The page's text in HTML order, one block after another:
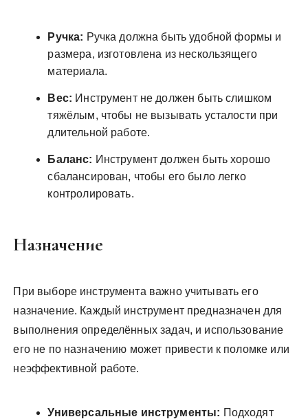
Ручка: Ручка должна быть удобной формы и
размера, изготовлена из нескользящего
материала.
Вес: Инструмент не должен быть слишком
тяжёлым, чтобы не вызывать усталости при
длительной работе.
Баланс: Инструмент должен быть хорошо
сбалансирован, чтобы его было легко
контролировать.
Назначение
При выборе инструмента важно учитывать его
назначение. Каждый инструмент предназначен для
выполнения определённых задач, и использование
его не по назначению может привести к поломке или
неэффективной работе.
Универсальные инструменты: Подходят